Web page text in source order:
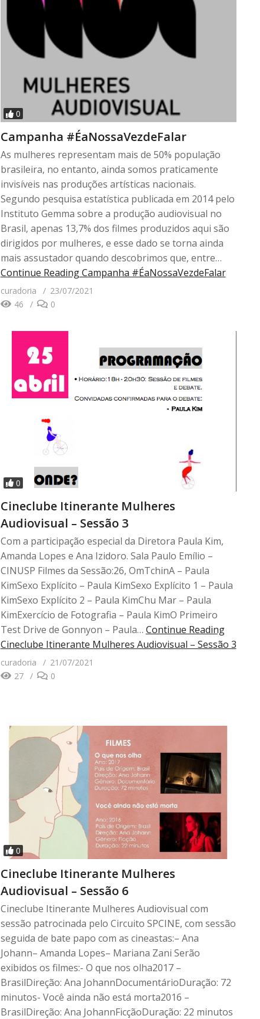
0
Campanha #ÉaNossaVezdeFalar
As mulheres representam mais de 50% população
brasileira, no entanto, ainda somos praticamente
invisíveis nas produções artísticas nacionais.
Segundo pesquisa estatística publicada em 2014 pelo
Instituto Gemma sobre a produção audiovisual no
Brasil, apenas 13,7% dos filmes produzidos aqui são
dirigidos por mulheres, e esse dado se torna ainda
mais assustador quando descobrimos que, entre…
Continue ReadingCampanha #ÉaNossaVezdeFalar
curadoria
23/07/2021
46
0
0
Cineclube Itinerante Mulheres
Audiovisual – Sessão 3
Com a participação especial da Diretora Paula Kim,
Amanda Lopes e Ana Izidoro. Sala Paulo Emílio –
CINUSP Filmes da Sessão:26, OmTchinA – Paula
KimSexo Explícito – Paula KimSexo Explícito 1 – Paula
KimSexo Explícito 2 – Paula KimChu Mar – Paula
KimExercício de Fotografia – Paula KimO Primeiro
Test Drive de Gonnyon – Paula… Continue Reading
Cineclube Itinerante Mulheres Audiovisual – Sessão 3
curadoria
21/07/2021
27
0
0
Cineclube Itinerante Mulheres
Audiovisual – Sessão 6
Cineclube Itinerante Mulheres Audiovisual com
sessão patrocinada pelo Circuito SPCINE, com sessão
seguida de bate papo com as cineastas:– Ana
Johann– Amanda Lopes– Mariana Zani Serão
exibidos os filmes:- O que nos olha2017 –
BrasilDireção: Ana JohannDocumentárioDuração: 72
minutos- Você ainda não está morta2016 –
BrasilDireção: Ana JohannFicçãoDuração: 22 minutos